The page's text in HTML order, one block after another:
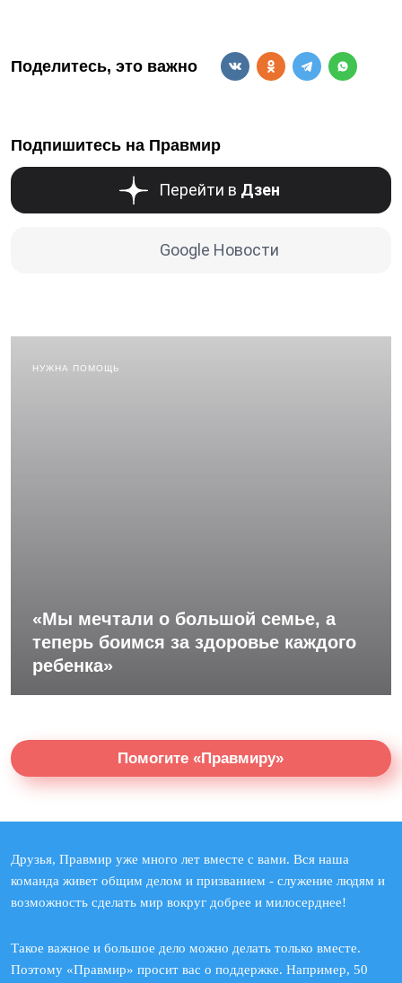
Поделитесь, это важно
Подпишитесь на Правмир
Перейти в Дзен
Google Новости
НУЖНА ПОМОЩЬ
«Мы мечтали о большой семье, а
теперь боимся за здоровье каждого
ребенка»
Помогите «Правмиру»
Друзья, Правмир уже много лет вместе с вами. Вся наша
команда живет общим делом и призванием - служение людям и
возможность сделать мир вокруг добрее и милосерднее!
Такое важное и большое дело можно делать только вместе.
Поэтому «Правмир» просит вас о поддержке. Например, 50